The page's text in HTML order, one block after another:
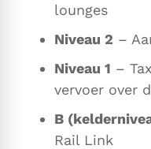
lounges
Niveau 2 –
Niveau 1 –
vervoer over
B
Rail Link